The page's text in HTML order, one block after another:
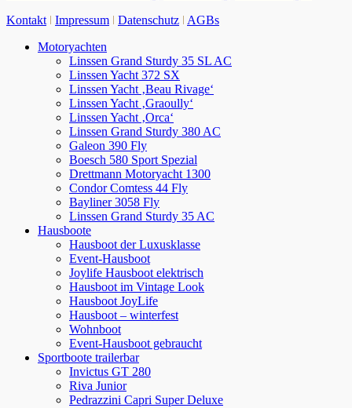
Kontakt ǀ Impressum ǀ Datenschutz ǀ AGBs
oben
Motoryachten
Linssen Grand Sturdy 35 SL AC
Linssen Yacht 372 SX
Linssen Yacht ‚Beau Rivage‘
Linssen Yacht ‚Graoully‘
Linssen Yacht ‚Orca‘
Linssen Grand Sturdy 380 AC
Galeon 390 Fly
Boesch 580 Sport Spezial
Drettmann Motoryacht 1300
Condor Comtess 44 Fly
Bayliner 3058 Fly
Linssen Grand Sturdy 35 AC
Hausboote
Hausboot der Luxusklasse
Event-Hausboot
Joylife Hausboot elektrisch
Hausboot im Vintage Look
Hausboot JoyLife
Hausboot – winterfest
Wohnboot
Event-Hausboot gebraucht
Sportboote trailerbar
Invictus GT 280
Riva Junior
Pedrazzini Capri Super Deluxe